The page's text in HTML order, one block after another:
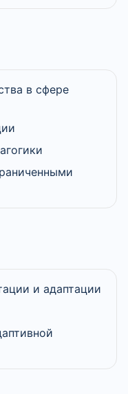
в сфере
и адаптации